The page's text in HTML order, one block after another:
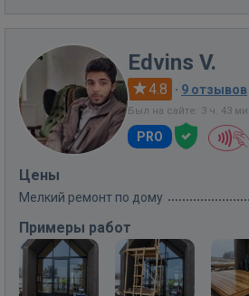
Edvins V.
4.8 · 9 отзывов
Был на сайте: 3 ч. 43
PRO
Цены
Мелкий ремонт по дому
Примеры работ